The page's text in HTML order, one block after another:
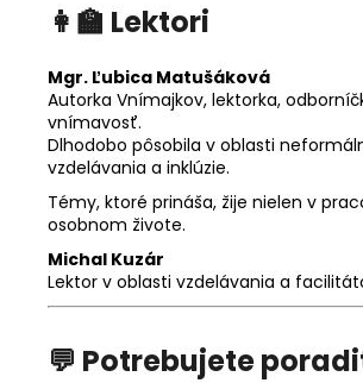
👩‍🏫 Lektori
Mgr. Ľubica Matušáková
Autorka Vnímajkov, lektorka,
vnímavosť.
Dlhodobo pôsobila v oblasti
vzdelávania a inklúzie.
Témy, ktoré prináša, žije nielen v
osobnom živote.
Michal Kuzár
Lektor v oblasti vzdelávania a
💬 Potrebujete